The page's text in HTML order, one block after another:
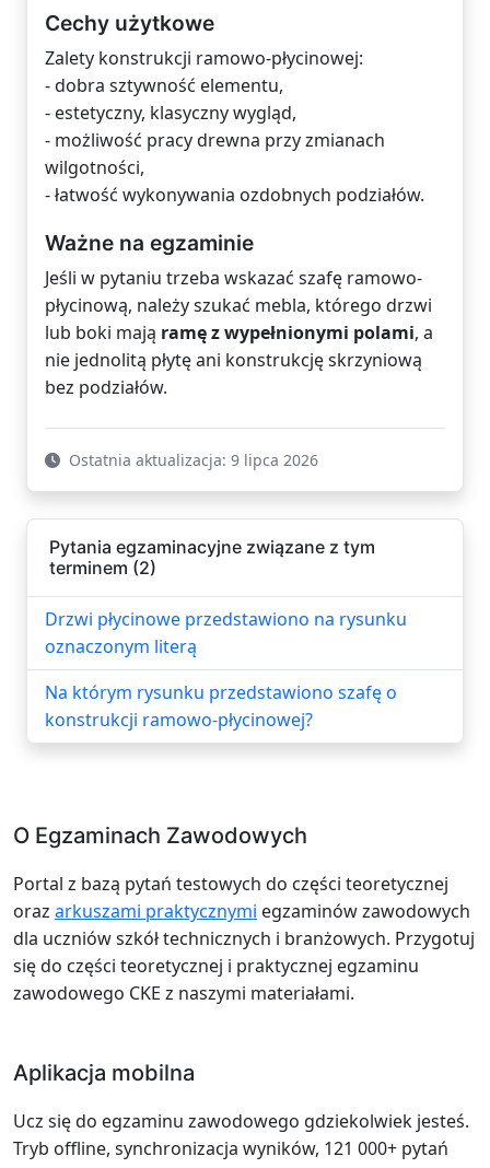
Cechy użytkowe
Zalety konstrukcji ramowo-płycinowej:
- dobra sztywność elementu,
- estetyczny, klasyczny wygląd,
- możliwość pracy drewna przy zmianach
wilgotności,
- łatwość wykonywania ozdobnych podziałów.
Ważne na egzaminie
Jeśli w pytaniu trzeba wskazać szafę ramowo-
płycinową, należy szukać mebla, którego drzwi
lub boki mają ramę z wypełnionymi polami, a
nie jednolitą płytę ani konstrukcję skrzyniową
bez podziałów.
Ostatnia aktualizacja: 9 lipca 2026
Pytania egzaminacyjne związane z tym
terminem (2)
Drzwi płycinowe przedstawiono na rysunku
oznaczonym literą
Na którym rysunku przedstawiono szafę o
konstrukcji ramowo-płycinowej?
O Egzaminach Zawodowych
Portal z bazą pytań testowych do części teoretycznej
oraz arkuszami praktycznymi egzaminów zawodowych
dla uczniów szkół technicznych i branżowych. Przygotuj
się do części teoretycznej i praktycznej egzaminu
zawodowego CKE z naszymi materiałami.
Aplikacja mobilna
Ucz się do egzaminu zawodowego gdziekolwiek jesteś.
Tryb offline, synchronizacja wyników, 121 000+ pytań